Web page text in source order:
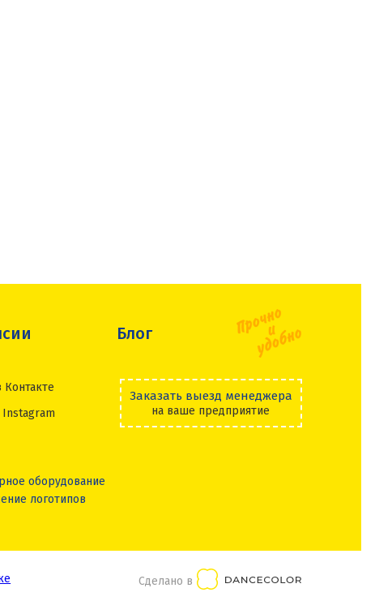
Блог
Заказать выезд менеджера
на ваше предприятие
оборудование
логотипов
Сделано в